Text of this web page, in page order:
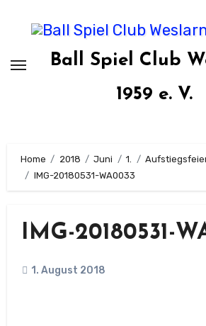
Ball Spiel Club
1959 e. V.
Home 2018 Juni 1.
IMG-20180531-WA0033
IMG-20180531-
1. August 2018